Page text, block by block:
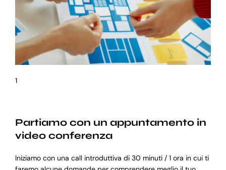
1
Partiamo con un appuntamento in
video conferenza
Iniziamo con una call introduttiva di 30 minuti / 1 ora in cui ti